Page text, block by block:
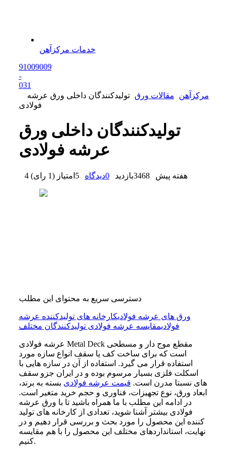
خدمات مرکزآهن
91009009
-
031
مرکزآهن
مقالات ورق
تولیدکنندگان داخلی ورق عرشه
فولادی
تولیدکنندگان داخلی ورق
عرشه فولادی
4 هفته پیش 3468بازدید 0دیدگاه 5 امتیاز (1 رای )
دسترسی سریع به محتوای این مطلب
ورق های عرشه فولادیکارخانه های تولیدکننده عرشه
فولادیمقایسه عرشه فولادی تولیدکنندگان مختلف
عرشه فولادی Metal Deck مقطع موج دار و مسطحی
است که برای ساخت کف یا سقف انواع سازه مورد
استفاده قرار می گیرد. استفاده از آن در سازه هایی با
اسکلت فلزی بسیار مرسوم بوده و در ایران جزو سقف
های نسبتا مدرن است. قیمت عرشه فولادی بسته به برند،
ابعاد ورق، نوع تجهیزات، فناوری و حجم خرید متغیر است.
در ادامه این مطلب با ما همراه باشید تا با ورق عرشه
فولادی بیشتر آشنا شوید، تعدادی از کارخانه های تولید
کننده این محصول را مورد بحث و بررسی قرار دهیم و در
نهایت، استانداردهای مختلف این محصول را با هم مقایسه
کنیم.